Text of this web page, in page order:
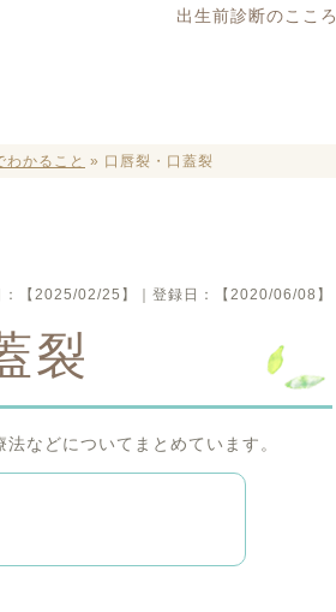
出生前診断のここ
わかること » 口唇裂・口蓋裂
【2025/02/25】 ｜登録日： 【2020/06/08】
裂
などについてまとめています。